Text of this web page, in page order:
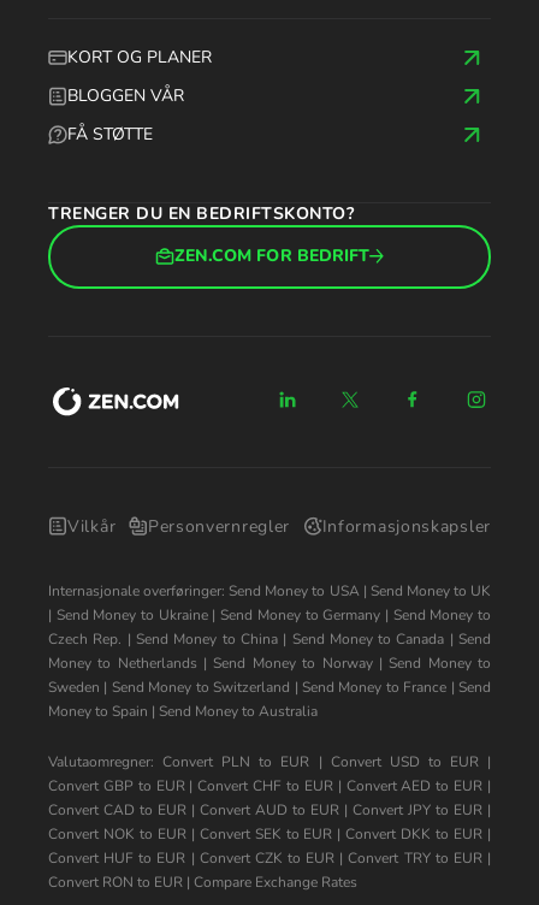
KORT OG PLANER
BLOGGEN VÅR
FÅ STØTTE
TRENGER DU EN BEDRIFTSKONTO?
ZEN.COM FOR BEDRIFT
Vilkår Personvernregler Informasjonskapsler
Internasjonale overføringer: Send Money to USA| Send Money to UK
| Send Money to Ukraine| Send Money to Germany | Send Money to
Czech Rep. | Send Money to China| Send Money to Canada | Send
Money to Netherlands | Send Money to Norway| Send Money to
Sweden | Send Money to Switzerland | Send Money to France | Send
Money to Spain | Send Money to Australia
Valutaomregner:Convert PLN to EUR | Convert USD to EUR|
Convert GBP to EUR|Convert CHF to EUR| Convert AED to EUR |
Convert CAD to EUR | Convert AUD to EUR | Convert JPY to EUR |
Convert NOK to EUR| Convert SEK to EUR |Convert DKK to EUR |
Convert HUF to EUR | Convert CZK to EUR |Convert TRY to EUR|
Convert RON to EUR | Compare Exchange Rates